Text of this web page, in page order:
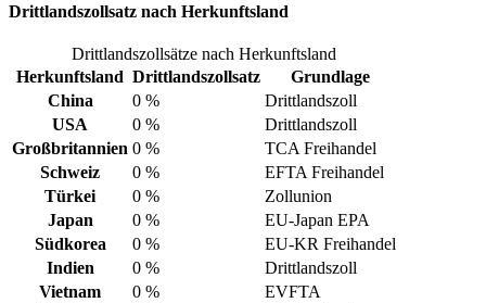
Drittlandszollsatz nach Herkunftsland
Drittlandszollsätze nach Herkunftsland
Herkunftsland Drittlandszollsatz
Grundlage
China
0 %
Drittlandszoll
USA
0 %
Drittlandszoll
Großbritannien 0 %
TCA Freihandel
Schweiz
0 %
EFTA Freihandel
Türkei
0 %
Zollunion
Japan
0 %
EU-Japan EPA
Südkorea
0 %
EU-KR Freihandel
Indien
0 %
Drittlandszoll
Vietnam
0 %
EVFTA